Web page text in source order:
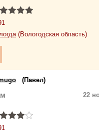
(Вологодская область)
(Павел)
22